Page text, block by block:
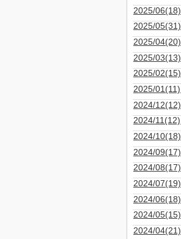
2025/06(18)
2025/05(31)
2025/04(20)
2025/03(13)
2025/02(15)
2025/01(11)
2024/12(12)
2024/11(12)
2024/10(18)
2024/09(17)
2024/08(17)
2024/07(19)
2024/06(18)
2024/05(15)
2024/04(21)